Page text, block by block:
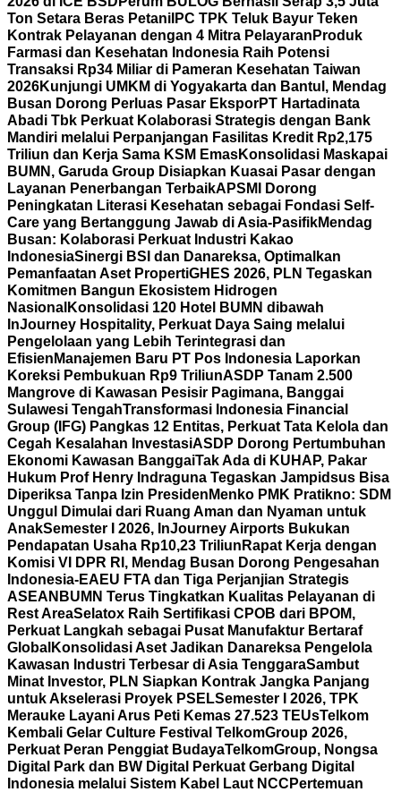
Ton Setara Beras Petani IPC TPK Teluk Bayur Teken
Kontrak Pelayanan dengan 4 Mitra Pelayaran Produk
Farmasi dan Kesehatan Indonesia Raih Potensi
Transaksi Rp34 Miliar di Pameran Kesehatan Taiwan
2026Kunjungi UMKM di Yogyakarta dan Bantul, Mendag
Busan Dorong Perluas Pasar EksporPT Hartadinata
Abadi Tbk Perkuat Kolaborasi Strategis dengan Bank
Mandiri melalui Perpanjangan Fasilitas Kredit Rp2,175
Triliun dan Kerja Sama KSM EmasKonsolidasi Maskapai
BUMN, Garuda Group Disiapkan Kuasai Pasar dengan
Layanan Penerbangan TerbaikAPSMI Dorong
Peningkatan Literasi Kesehatan sebagai Fondasi Self-
Care yang Bertanggung Jawab di Asia-PasifikMendag
Busan: Kolaborasi Perkuat Industri Kakao
IndonesiaSinergi BSI dan Danareksa, Optimalkan
Pemanfaatan Aset PropertiGHES 2026, PLN Tegaskan
Komitmen Bangun Ekosistem Hidrogen
Nasional Konsolidasi 120 Hotel BUMN dibawah
InJourney Hospitality, Perkuat Daya Saing melalui
Pengelolaan yang Lebih Terintegrasi dan
Efisien Manajemen Baru PT Pos Indonesia Laporkan
Koreksi Pembukuan Rp9 TriliunASDP Tanam 2.500
Mangrove di Kawasan Pesisir Pagimana, Banggai
Sulawesi TengahTransformasi Indonesia Financial
Group (IFG) Pangkas 12 Entitas, Perkuat Tata Kelola dan
Cegah Kesalahan InvestasiASDP Dorong Pertumbuhan
Ekonomi Kawasan BanggaiTak Ada di KUHAP, Pakar
Hukum Prof Henry Indraguna Tegaskan Jampidsus Bisa
Diperiksa Tanpa Izin Presiden Menko PMK Pratikno: SDM
Unggul Dimulai dari Ruang Aman dan Nyaman untuk
AnakSemester I 2026, InJourney Airports Bukukan
Pendapatan Usaha Rp10,23 Triliun Rapat Kerja dengan
Komisi VI DPR RI, Mendag Busan Dorong Pengesahan
Indonesia-EAEU FTA dan Tiga Perjanjian Strategis
ASEAN BUMN Terus Tingkatkan Kualitas Pelayanan di
Rest AreaSelatox Raih Sertifikasi CPOB dari BPOM,
Perkuat Langkah sebagai Pusat Manufaktur Bertaraf
Global Konsolidasi Aset Jadikan Danareksa Pengelola
Kawasan Industri Terbesar di Asia TenggaraSambut
Minat Investor, PLN Siapkan Kontrak Jangka Panjang
untuk Akselerasi Proyek PSELSemester I 2026, TPK
Merauke Layani Arus Peti Kemas 27.523 TEUsTelkom
Kembali Gelar Culture Festival TelkomGroup 2026,
Perkuat Peran Penggiat BudayaTelkomGroup, Nongsa
Digital Park dan BW Digital Perkuat Gerbang Digital
Indonesia melalui Sistem Kabel Laut NCC Pertemuan